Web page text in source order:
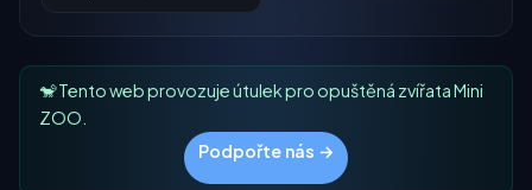
🐒 Tento web provozuje útulek pro opuštěná zvířata Mini
ZOO.
Podpořte nás →